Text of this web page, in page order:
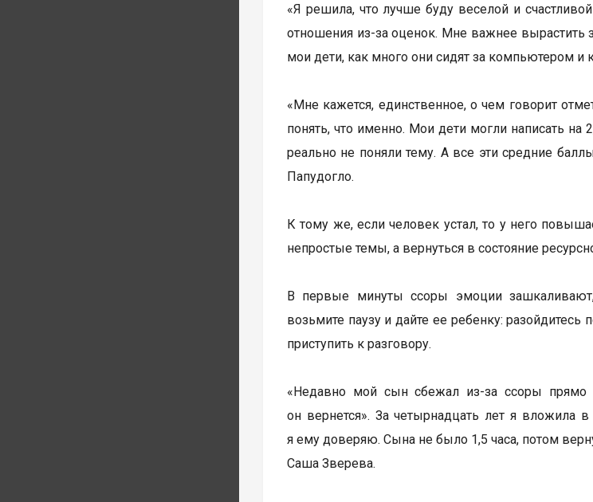
«Я решила, что лучше буду веселой и
отношения из-за оценок. Мне важнее вырастить
мои дети, как много они сидят за компьютером и
«Мне кажется, единственное, о чем говорит
понять, что именно. Мои дети могли написать
реально не поняли тему. А все эти средние
Папудогло.
К тому же, если человек устал, то у него
непростые темы, а вернуться в состояние
В первые минуты ссоры эмоции
возьмите паузу и дайте ее ребенку:
приступить к разговору.
«Недавно мой сын сбежал из-за ссоры прямо
он вернется». За четырнадцать лет я вложила в
я ему доверяю. Сына не было 1,5 часа, потом
Саша Зверева.